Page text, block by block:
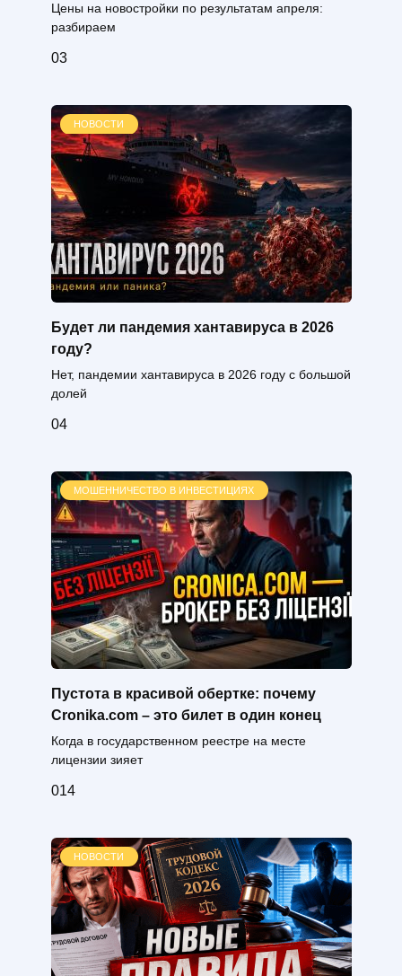
Цены на новостройки по результатам апреля:
разбираем
03
НОВОСТИ
Будет ли пандемия хантавируса в 2026
году?
Нет, пандемии хантавируса в 2026 году с большой
долей
04
МОШЕННИЧЕСТВО В ИНВЕСТИЦИЯХ
Пустота в красивой обертке: почему
Cronika.com – это билет в один конец
Когда в государственном реестре на месте
лицензии зияет
014
НОВОСТИ